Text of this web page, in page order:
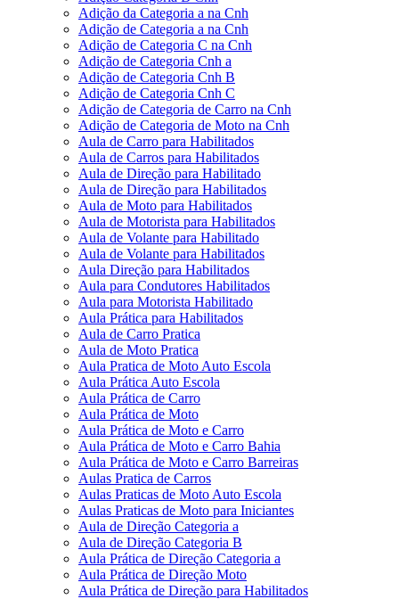
Adição da Categoria a na Cnh
Adição de Categoria a na Cnh
Adição de Categoria C na Cnh
Adição de Categoria Cnh a
Adição de Categoria Cnh B
Adição de Categoria Cnh C
Adição de Categoria de Carro na Cnh
Adição de Categoria de Moto na Cnh
Aula de Carro para Habilitados
Aula de Carros para Habilitados
Aula de Direção para Habilitado
Aula de Direção para Habilitados
Aula de Moto para Habilitados
Aula de Motorista para Habilitados
Aula de Volante para Habilitado
Aula de Volante para Habilitados
Aula Direção para Habilitados
Aula para Condutores Habilitados
Aula para Motorista Habilitado
Aula Prática para Habilitados
Aula de Carro Pratica
Aula de Moto Pratica
Aula Pratica de Moto Auto Escola
Aula Prática Auto Escola
Aula Prática de Carro
Aula Prática de Moto
Aula Prática de Moto e Carro
Aula Prática de Moto e Carro Bahia
Aula Prática de Moto e Carro Barreiras
Aulas Pratica de Carros
Aulas Praticas de Moto Auto Escola
Aulas Praticas de Moto para Iniciantes
Aula de Direção Categoria a
Aula de Direção Categoria B
Aula Prática de Direção Categoria a
Aula Prática de Direção Moto
Aula Prática de Direção para Habilitados